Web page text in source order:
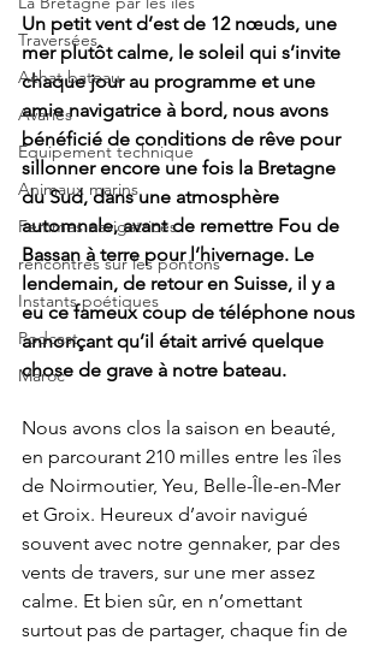
Traversées
Achat bateau
Avaries
Equipement technique
Animaux marins
Femmes navigatrices
rencontres sur les pontons
Instants poétiques
Podcast
Maroc
Un petit vent d’est de 12 nœuds, une
mer plutôt calme, le soleil qui s’invite
chaque jour au programme et une
amie navigatrice à bord, nous avons
bénéficié de conditions de rêve pour
sillonner encore une fois la Bretagne
du Sud, dans une atmosphère
automnale, avant de remettre Fou de
Bassan à terre pour l’hivernage. Le
lendemain, de retour en Suisse, il y a
eu ce fameux coup de téléphone nous
annonçant qu’il était arrivé quelque
chose de grave à notre bateau.
Nous avons clos la saison en beauté,
en parcourant 210 milles entre les îles
de Noirmoutier, Yeu, Belle-Île-en-Mer
et Groix. Heureux d’avoir navigué
souvent avec notre gennaker, par des
vents de travers, sur une mer assez
calme. Et bien sûr, en n’omettant
surtout pas de partager, chaque fin de